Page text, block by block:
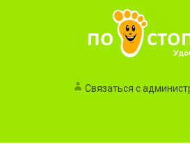
Связаться с